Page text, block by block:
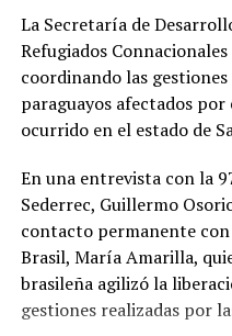
La Secretaría de
Refugiados
coordinando las
paraguayos afectados
ocurrido en el estado de
En una entrevista con la
Sederrec, Guillermo
contacto permanente con
Brasil, María Amarilla,
brasileña agilizó la
gestiones realizadas por